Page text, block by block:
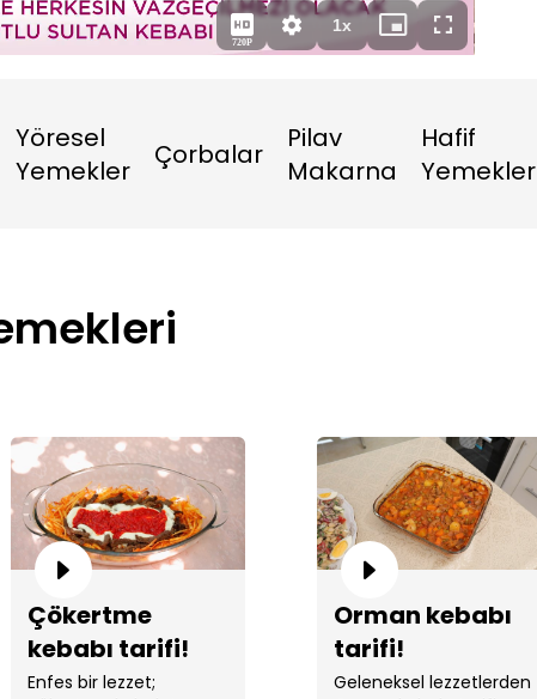
Süre
720P
1xOynatma
Hızı
Mini
oynatıcı
Tam
Ekran
Yöresel
Yemekler
Çorbalar
Pilav
Makarna
Hafif
Yemekler
Çökertme
kebabı tarifi!
Enfes bir lezzet;
Orman kebabı
tarifi!
Geleneksel lezzetlerden